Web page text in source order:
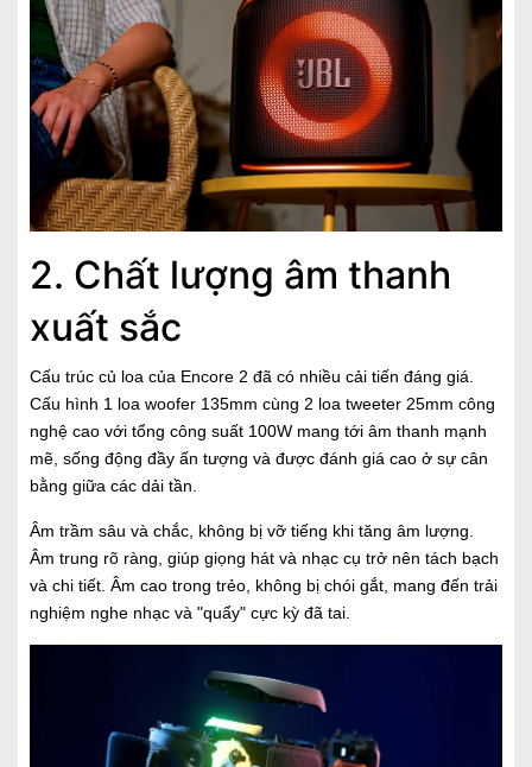
2. Chất lượng âm thanh
xuất sắc
Cấu trúc củ loa của Encore 2 đã có nhiều cải tiến đáng giá.
Cấu hình 1 loa woofer 135mm cùng 2 loa tweeter 25mm công
nghệ cao với tổng công suất 100W mang tới âm thanh mạnh
mẽ, sống động đầy ấn tượng và được đánh giá cao ở sự cân
bằng giữa các dải tần.
Âm trầm sâu và chắc, không bị vỡ tiếng khi tăng âm lượng.
Âm trung rõ ràng, giúp giọng hát và nhạc cụ trở nên tách bạch
và chi tiết. Âm cao trong trẻo, không bị chói gắt, mang đến trải
nghiệm nghe nhạc và "quẩy" cực kỳ đã tai.